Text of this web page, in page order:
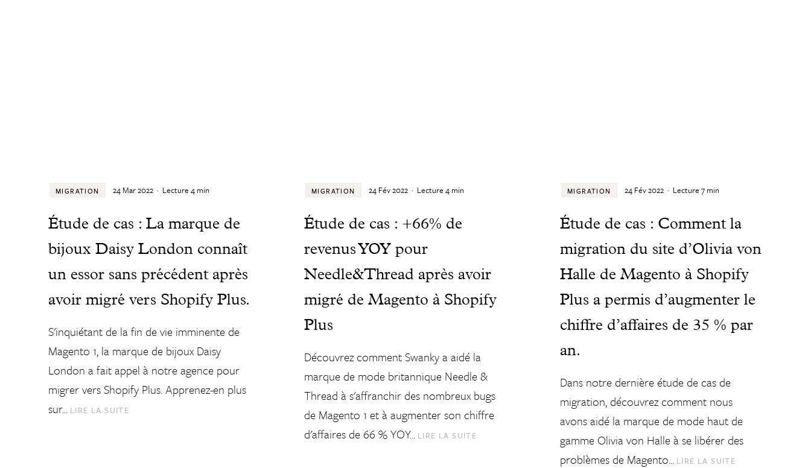
MIGRATION 24 Mar 2022 · Lecture 4 min
Étude de cas : La marque de
bijoux Daisy London connaît
un essor sans précédent après
avoir migré vers Shopify Plus.
S'inquiétant de la fin de vie imminente de
Magento 1, la marque de bijoux Daisy
London a fait appel à notre agence pour
migrer vers Shopify Plus. Apprenez-en plus
sur… LIRE LA SUITE
MIGRATION 24 Fév 2022 · Lecture 4 min
Étude de cas : +66% de
revenus YOY pour
Needle&Thread après avoir
migré de Magento à Shopify
Plus
Découvrez comment Swanky a aidé la
marque de mode britannique Needle &
Thread à s'affranchir des nombreux bugs
de Magento 1 et à augmenter son chiffre
d'affaires de 66 % YOY… LIRE LA SUITE
MIGRATION 24 Fév 2022 · Lecture 7 min
Étude de cas : Comment la
migration du site d’Olivia von
Halle de Magento à Shopify
Plus a permis d’augmenter le
chiffre d’affaires de 35 % par
an.
Dans notre dernière étude de cas de
migration, découvrez comment nous
avons aidé la marque de mode haut de
gamme Olivia von Halle à se libérer des
problèmes de Magento… LIRE LA SUITE